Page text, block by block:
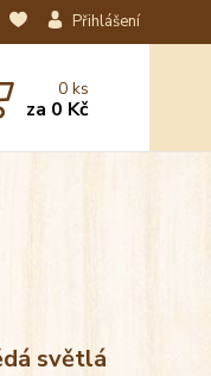
Přihlášení
0ks
za 0 Kč
světlá